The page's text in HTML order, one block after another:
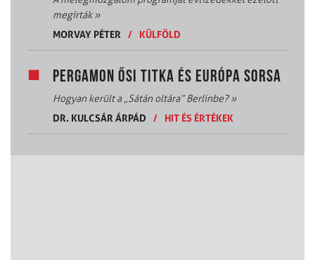
megírták»
MORVAY PÉTER
/ KÜLFÖLD
PERGAMON ŐSI TITKA ÉS EURÓPA SORSA
Hogyan került a „Sátán oltára” Berlinbe?»
DR. KULCSÁR ÁRPÁD
/ HIT ÉS ÉRTÉKEK